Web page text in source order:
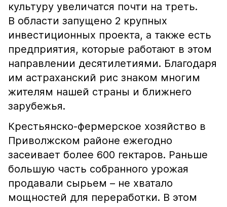
культуру увеличатся почти на треть.
В области запущено 2 крупных
инвестиционных проекта, а также есть
предприятия, которые работают в этом
направлении десятилетиями. Благодаря
им астраханский рис знаком многим
жителям нашей страны и ближнего
зарубежья.
Крестьянско-фермерское хозяйство в
Приволжском районе ежегодно
засеивает более 600 гектаров. Раньше
большую часть собранного урожая
продавали сырьем – не хватало
мощностей для переработки. В этом